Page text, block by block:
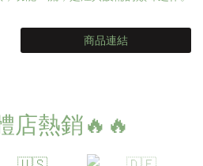
商品連結
店熱銷🔥🔥